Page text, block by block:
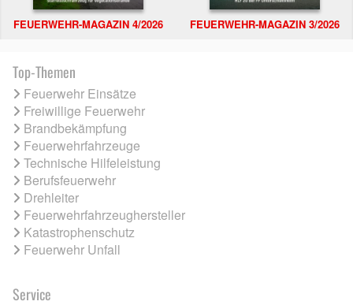
FEUERWEHR-MAGAZIN 4/2026 FEUERWEHR-MAGAZIN 3/2026
Top-Themen
Feuerwehr Einsätze
Freiwillige Feuerwehr
Brandbekämpfung
Feuerwehrfahrzeuge
Technische Hilfeleistung
Berufsfeuerwehr
Drehleiter
Feuerwehrfahrzeughersteller
Katastrophenschutz
Feuerwehr Unfall
Service